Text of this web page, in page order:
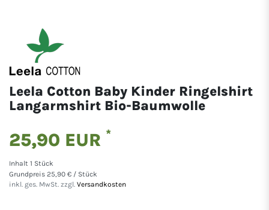
Leela Cotton Baby Kinder Ringelshirt
Langarmshirt Bio-Baumwolle
25,90 EUR *
Inhalt 1 Stück
Grundpreis 25,90 € / Stück
inkl. ges. MwSt. zzgl. Versandkosten